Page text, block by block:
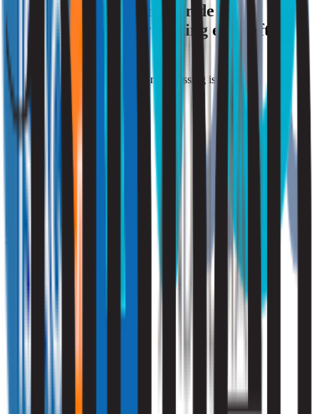
Maakt u zich zorgen over de
luchtkwaliteit in uw woning en heeft u
hierbij hulp nodig?
Druk op de button die voor u van toepassing is.
Ik ben particulier
Klik hier
Ik ben zakelijk
Vraag een offerte aan